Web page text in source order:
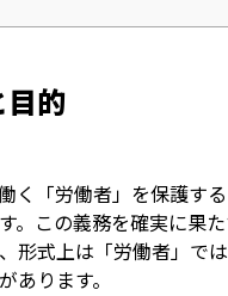
的
く「労働者」を保護す
。この義務を確実に果
形式上は「労働者」で
あります。